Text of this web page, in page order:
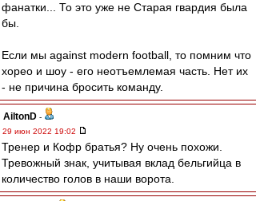
фанатки... То это уже не Старая гвардия была
бы.
Если мы against modern football, то помним что
хорео и шоу - его неотъемлемая часть. Нет их
- не причина бросить команду.
AiltonD -
29 июн 2022 19:02
Тренер и Кофр братья? Ну очень похожи.
Тревожный знак, учитывая вклад бельгийца в
количество голов в наши ворота.